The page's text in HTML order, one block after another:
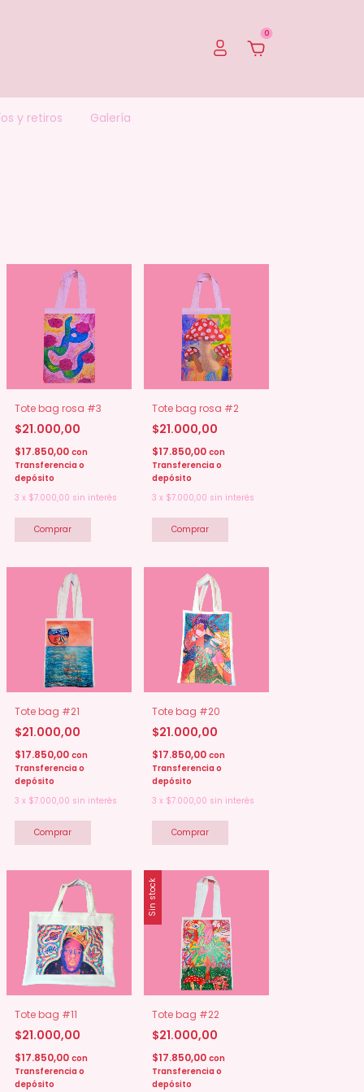
0
y retiros Galería
Tote bag rosa #3
$21.000,00
$17.850,00 con
Transferencia o
depósito
3 x $7.000,00 sin interés
Tote bag rosa #2
$21.000,00
$17.850,00 con
Transferencia o
depósito
3 x $7.000,00 sin interés
Tote bag #21
$21.000,00
$17.850,00 con
Transferencia o
depósito
3 x $7.000,00 sin interés
Tote bag #20
$21.000,00
$17.850,00 con
Transferencia o
depósito
3 x $7.000,00 sin interés
Tote bag #11
$21.000,00
$17.850,00 con
Transferencia o
depósito
Sin stock
Tote bag #22
$21.000,00
$17.850,00 con
Transferencia o
depósito